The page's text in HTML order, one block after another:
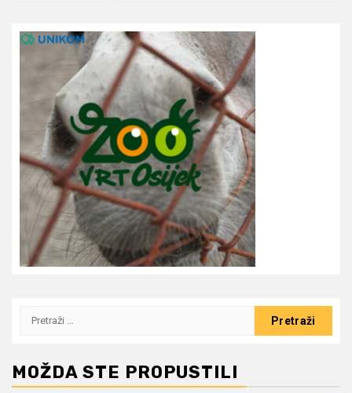
Pretraži:
MOŽDA STE PROPUSTILI